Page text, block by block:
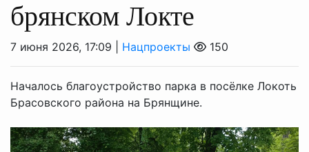
брянском Локте
7 июня 2026, 17:09 | Нацпроекты 150
Началось благоустройство парка в посёлке Локоть
Брасовского района на Брянщине.